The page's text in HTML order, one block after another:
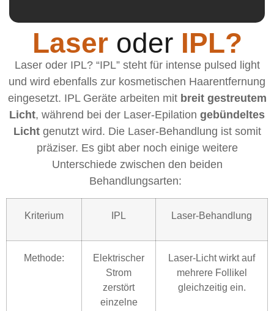
Laseroder IPL?
Laser oder IPL? “IPL” steht für intense pulsed light
und wird ebenfalls zur kosmetischen Haarentfernung
eingesetzt. IPL Geräte arbeiten mit breit gestreutem
Licht, während bei der Laser-Epilation gebündeltes
Lichtgenutzt wird. Die Laser-Behandlung ist somit
präziser. Es gibt aber noch einige weitere
Unterschiede zwischen den beiden
Behandlungsarten:
Kriterium IPL Laser-Behandlung
Methode:
Elektrischer
Strom
zerstört
einzelne
Laser-Licht wirkt auf
mehrere Follikel
gleichzeitig ein.